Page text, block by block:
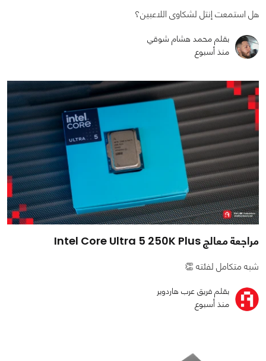
هل استمعت إنتل لشكاوى اللاعبين؟
بقلم محمد هشام شوقي
منذ أسبوع
مراجعة معالج Intel Core Ultra 5 250K Plus
شبه متكامل لفئته 👏
بقلم فريق عرب هاردوير
منذ أسبوع